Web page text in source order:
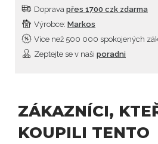
Doprava přes 1700 czk zdarma
Více než 500 000 spokojených
Výrobce: Markos
Zeptejte se v naši poradni
ZÁKAZNÍCI,
KOUPILI TENTO